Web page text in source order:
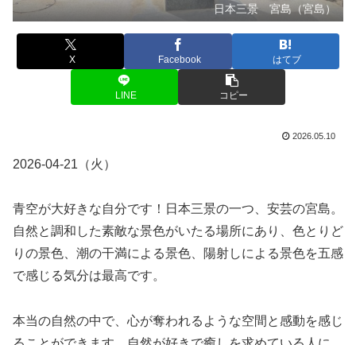
日本三景 宮島（宮島）
X Facebook はてブ
LINE コピー
2026.05.10
2026-04-21（火）
青空が大好きな自分です！日本三景の一つ、安芸の宮島。
自然と調和した素敵な景色がいたる場所にあり、色とりど
りの景色、潮の干満による景色、陽射しによる景色を五感
で感じる気分は最高です。
本当の自然の中で、心が奪われるような空間と感動を感じ